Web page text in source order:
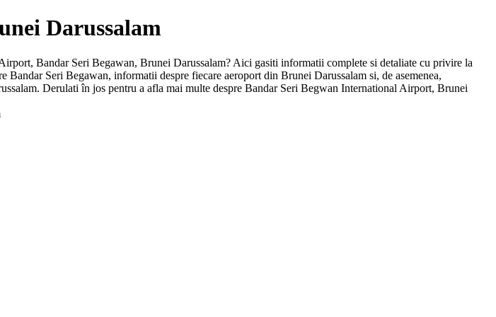
Darussalam
Bandar Seri Begawan, Brunei Darussalam? Aici gasiti informatii complete si detaliate cu privire la
Seri Begawan, informatii despre fiecare aeroport din Brunei Darussalam si, de asemenea,
Derulati în jos pentru a afla mai multe despre Bandar Seri Begwan International Airport, Brunei